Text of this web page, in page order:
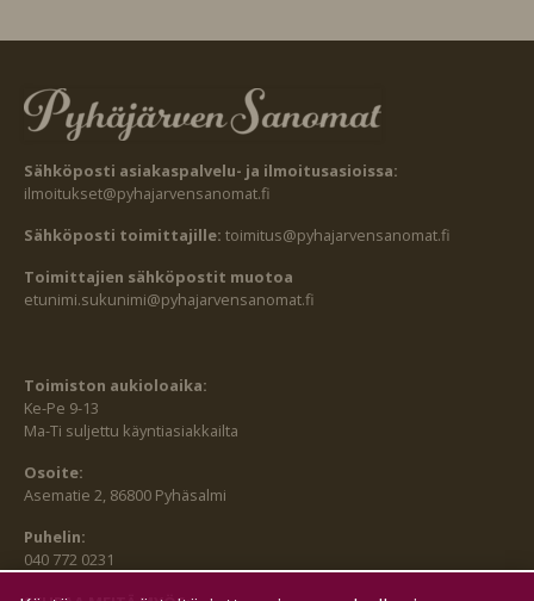
Sähköposti asiakaspalvelu- ja ilmoitusasioissa:
ilmoitukset@pyhajarvensanomat.fi
Sähköposti toimittajille: toimitus@pyhajarvensanomat.fi
Toimittajien sähköpostit muotoa
etunimi.sukunimi@pyhajarvensanomat.fi
Toimiston aukioloaika:
Ke-Pe 9-13
Ma-Ti suljettu käyntiasiakkailta
Osoite:
Asematie 2, 86800 Pyhäsalmi
Puhelin:
040 772 0231